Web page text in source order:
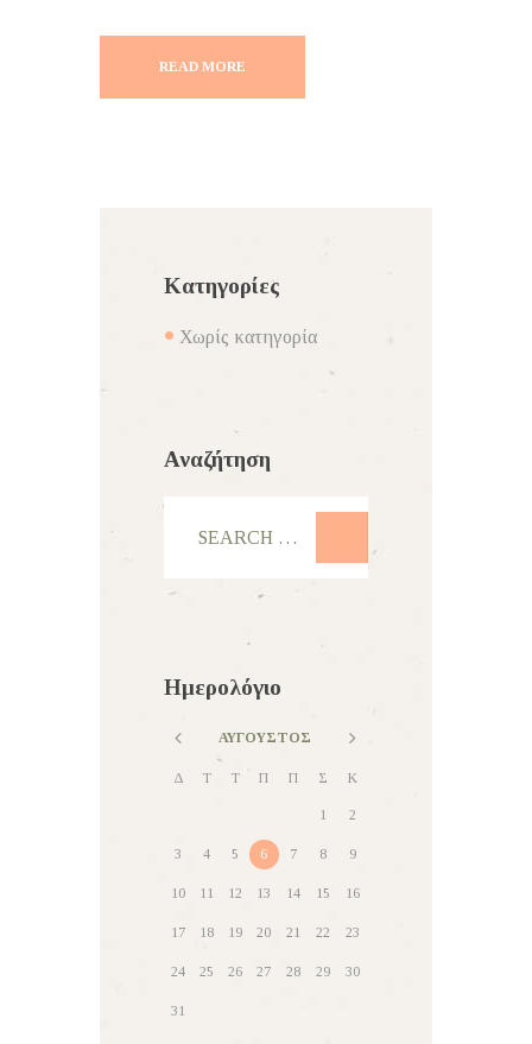
READ MORE
Κατηγορίες
Χωρίς κατηγορία
Αναζήτηση
Ημερολόγιο
ΑΎΓΟΥΣΤΟΣ
Δ Τ Τ Π Π Σ Κ
1 2
3 4 5 6 7 8 9
10 11 12 13 14 15 16
17 18 19 20 21 22 23
24 25 26 27 28 29 30
31